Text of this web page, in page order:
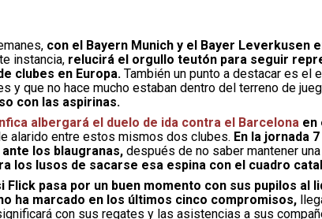
con el Bayern Munich y el Bayer Leverkusen
instancia, relucirá el orgullo teutón para seguir
clubes en Europa. También un punto a destacar es el
y que no hace mucho estaban dentro del terreno de
con las aspirinas.
albergará el duelo de ida contra el Barcelona en
alarido entre estos mismos dos clubes. En la jornada
los blaugranas, después de no saber mantener
los lusos de sacarse esa espina con el cuadro
Flick pasa por un buen momento con sus pupilos al
ha marcado en los últimos cinco compromisos,
con sus regates y las asistencias a sus